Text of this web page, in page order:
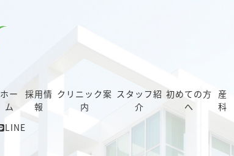
ホー
ム
採用情
報
クリニック案
内
スタッフ紹
介
初めての方
へ
産
科
LINE